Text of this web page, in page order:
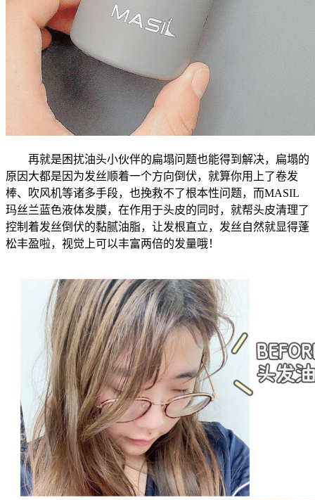
再就是困扰油头小伙伴的扁塌问题也能得到解决，扁塌的
原因大都是因为发丝顺着一个方向倒伏，就算你用上了卷发
棒、吹风机等诸多手段，也挽救不了根本性问题，而MASIL
玛丝兰蓝色液体发膜，在作用于头皮的同时，就帮头皮清理了
控制着发丝倒伏的黏腻油脂，让发根直立，发丝自然就显得蓬
松丰盈啦，视觉上可以丰富两倍的发量哦！